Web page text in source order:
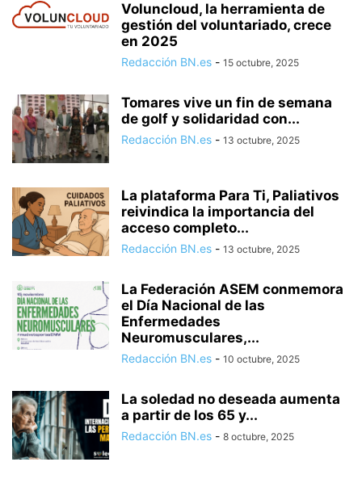
Voluncloud, la herramienta de
gestión del voluntariado, crece
en 2025
Redacción BN.es - 15 octubre, 2025
Tomares vive un fin de semana
de golf y solidaridad con...
Redacción BN.es - 13 octubre, 2025
La plataforma Para Ti, Paliativos
reivindica la importancia del
acceso completo...
Redacción BN.es - 13 octubre, 2025
La Federación ASEM conmemora
el Día Nacional de las
Enfermedades
Neuromusculares,...
Redacción BN.es - 10 octubre, 2025
La soledad no deseada aumenta
a partir de los 65 y...
Redacción BN.es - 8 octubre, 2025